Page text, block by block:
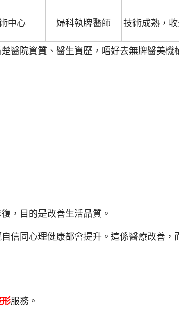
中心 婦科執牌醫師 技術成熟，
醫院資質、醫生資歷，唔好去無牌醫美機
，目的是改善生活品質。
信同心理健康都會提升。這係醫療改善，
形服務。